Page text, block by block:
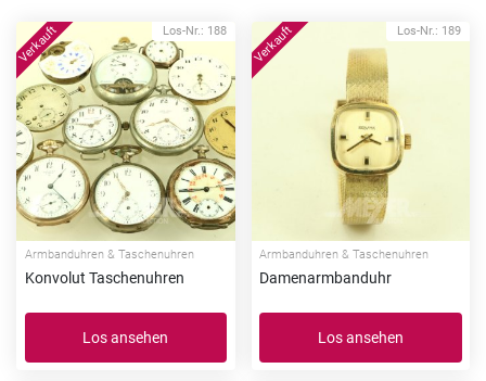
Los-Nr.: 188
Armbanduhren & Taschenuhren
Konvolut Taschenuhren
Los ansehen
Los-Nr.: 189
Armbanduhren & Taschenuhren
Damenarmbanduhr
Los ansehen